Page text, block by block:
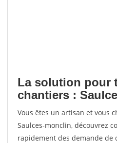
La solution pour
chantiers :
Vous êtes un artisan et vous
Saulces-monclin, découvrez
rapidement des demande de